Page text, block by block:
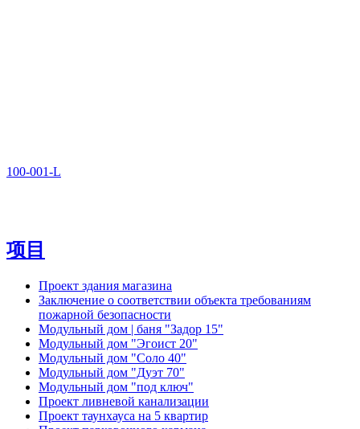
100-001-L
项目
Проект здания магазина
Заключение о соответствии объекта требованиям
пожарной безопасности
Модульный дом | баня "Задор 15"
Модульный дом "Эгоист 20"
Модульный дом "Соло 40"
Модульный дом "Дуэт 70"
Модульный дом "под ключ"
Проект ливневой канализации
Проект таунхауса на 5 квартир